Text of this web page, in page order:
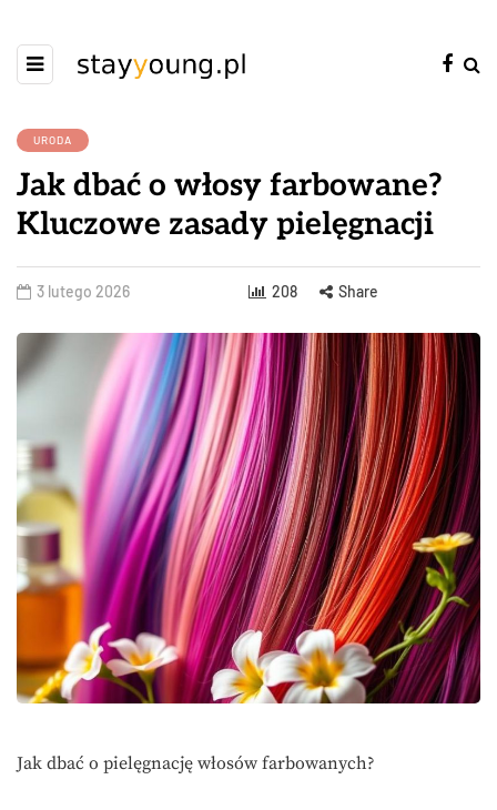
URODA
Jak dbać o włosy farbowane?
Kluczowe zasady pielęgnacji
3 lutego 2026 208 Share
Jak dbać o pielęgnację włosów farbowanych?